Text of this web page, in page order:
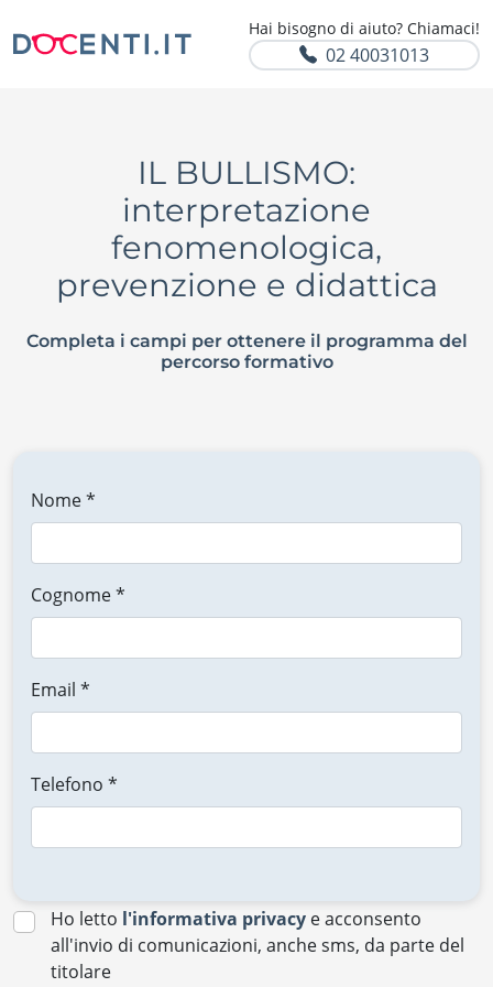
Hai bisogno di aiuto? Chiamaci!
02 40031013
IL BULLISMO:
interpretazione
fenomenologica,
prevenzione e didattica
Completa i campi per ottenere il programma del
percorso formativo
Nome *
Cognome *
Email *
Telefono *
Ho letto l'informativa privacy e acconsento
all'invio di comunicazioni, anche sms, da parte del
titolare